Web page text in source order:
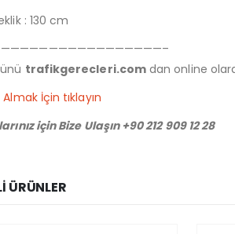
: 130 cm
trafikgerecleri.comdan online
Almak İçin tıklayın
için Bize Ulaşın +90 212 909 12 28
ÜRÜNLER